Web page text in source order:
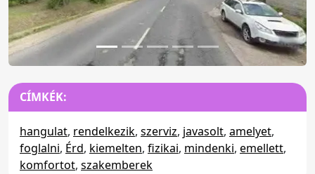
CÍMKÉK:
hangulat, rendelkezik, szerviz, javasolt, amelyet,
foglalni, Érd, kiemelten, fizikai, mindenki, emellett,
komfortot, szakemberek